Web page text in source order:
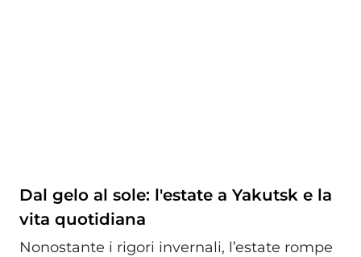
Dal gelo al sole: l'estate a Yakutsk e la
vita quotidiana
Nonostante i rigori invernali, l’estate rompe